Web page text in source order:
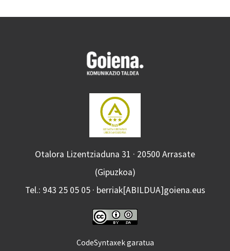
Otalora Lizentziaduna 31 · 20500 Arrasate
(Gipuzkoa)
Tel.: 943 25 05 05 · berriak[ABILDUA]goiena.eus
CodeSyntaxek garatua